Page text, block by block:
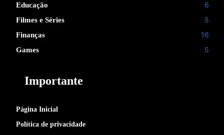
Educação 6
Filmes e Séries 5
Finanças 16
Games 5
Importante
Página Inicial
Política de privacidade